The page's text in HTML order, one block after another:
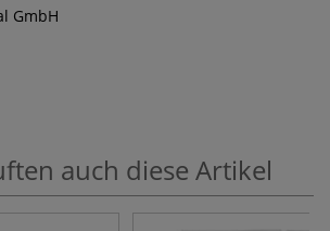
GmbH
auch diese Artikel